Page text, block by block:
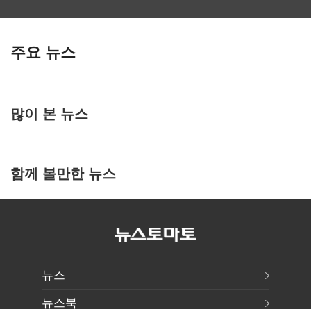
주요 뉴스
많이 본 뉴스
함께 볼만한 뉴스
뉴스
뉴스북